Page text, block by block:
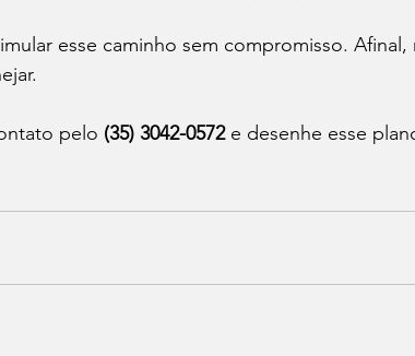
esse caminho sem compromisso. Afinal,
pelo (35) 3042-0572 e desenhe esse